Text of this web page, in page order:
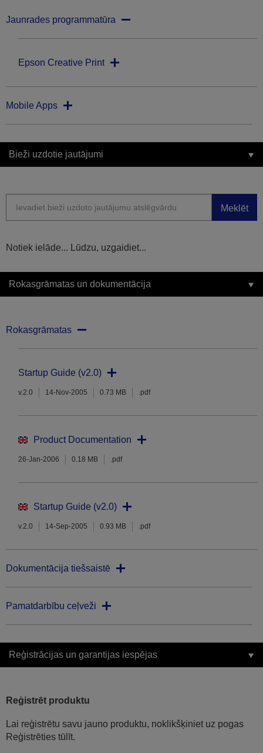
Jaunrades programmatūra
Epson Creative Print
Mobile Apps
Bieži uzdotie jautājumi
Meklēt
Notiek ielāde... Lūdzu, uzgaidiet...
Rokasgrāmatas un dokumentācija
Rokasgrāmatas
Startup Guide (v2.0)
v.2.0 14-Nov-2005 0.73 MB .pdf
Product Documentation
26-Jan-2006 0.18 MB .pdf
Startup Guide (v2.0)
v.2.0 14-Sep-2005 0.93 MB .pdf
Dokumentācija tiešsaistē
Pamatdarbību ceļveži
Reģistrācijas un garantijas iespējas
Reģistrēt produktu
Lai reģistrētu savu jauno produktu, noklikšķiniet uz pogas
Reģistrēties tūlīt.